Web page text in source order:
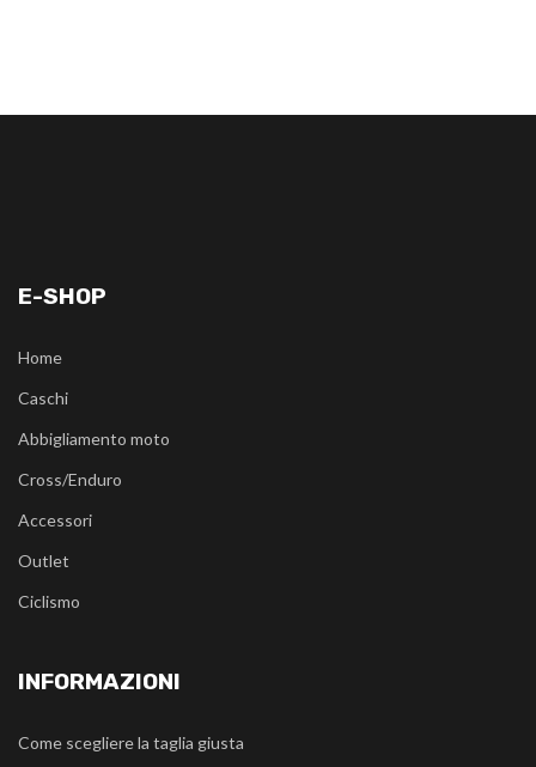
E-SHOP
Home
Caschi
Abbigliamento moto
Cross/Enduro
Accessori
Outlet
Ciclismo
INFORMAZIONI
Come scegliere la taglia giusta